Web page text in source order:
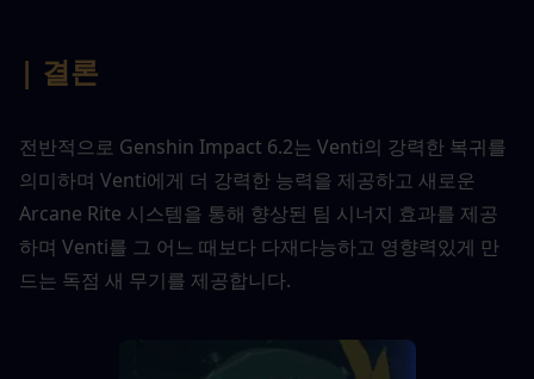
| 결론
전반적으로 Genshin Impact 6.2는 Venti의 강력한 복귀를
의미하며 Venti에게 더 강력한 능력을 제공하고 새로운
Arcane Rite 시스템을 통해 향상된 팀 시너지 효과를 제공
하며 Venti를 그 어느 때보다 다재다능하고 영향력있게 만
드는 독점 새 무기를 제공합니다.